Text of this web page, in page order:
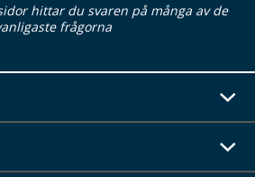
hittar du svaren på många av de
frågorna